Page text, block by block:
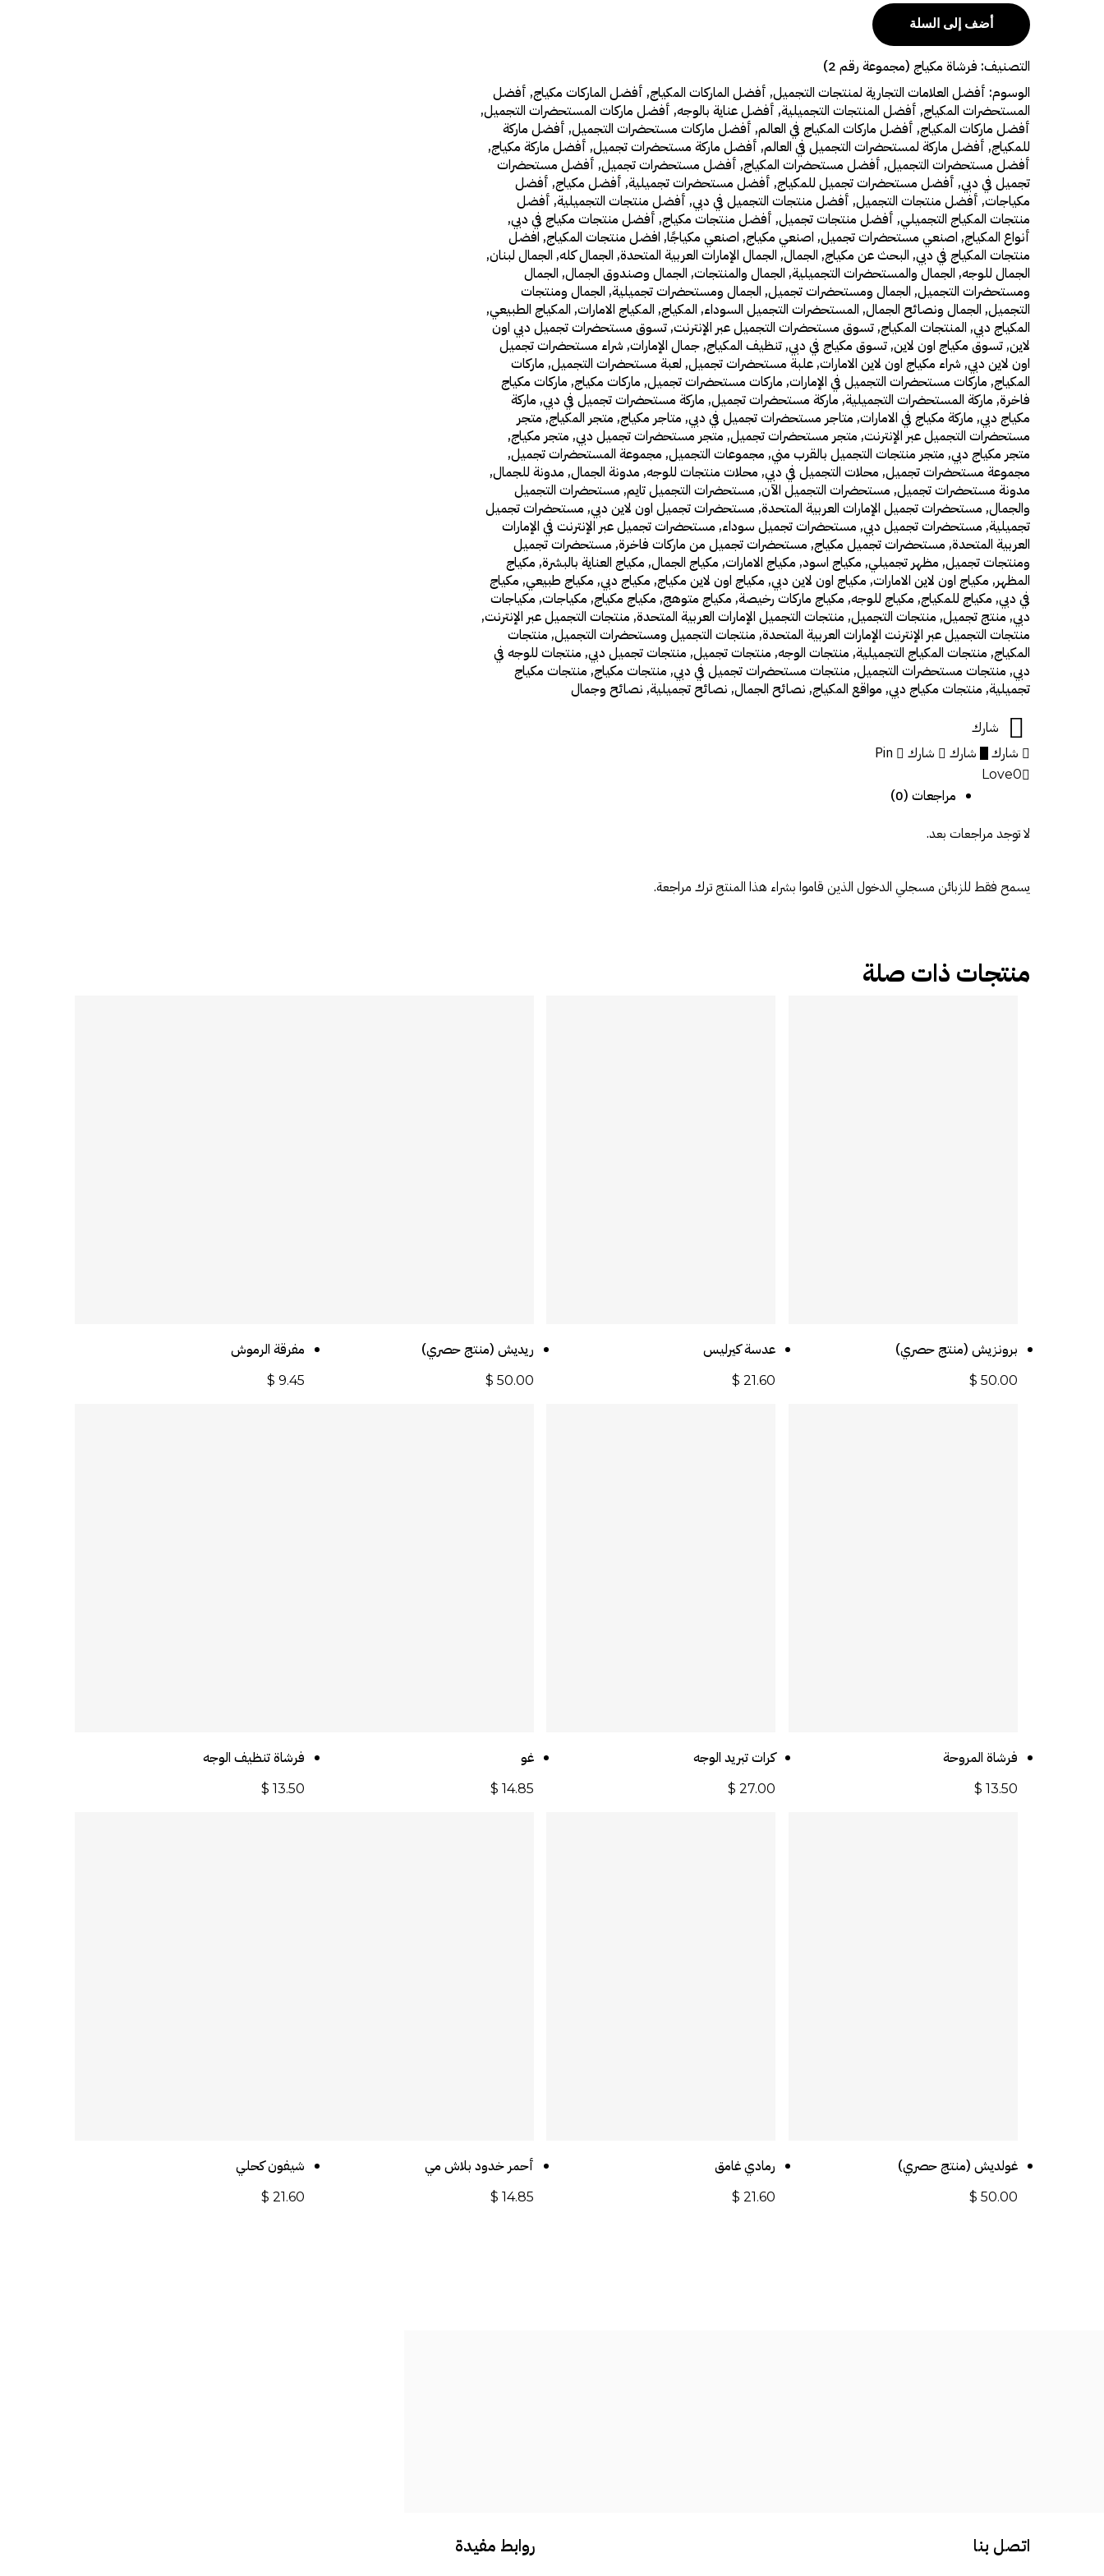
أضف إلى السلة
التصنيف: فرشاة مكياج (مجموعة رقم 2)
الوسوم: أفضل العلامات التجارية لمنتجات التجميل, أفضل الماركات المكياج, أفضل الماركات مكياج, أفضل
المستحضرات المكياج, أفضل المنتجات التجميلية, أفضل عناية بالوجه, أفضل ماركات المستحضرات التجميل,
أفضل ماركات المكياج, أفضل ماركات المكياج في العالم, أفضل ماركات مستحضرات التجميل, أفضل ماركة
للمكياج, أفضل ماركة لمستحضرات التجميل في العالم, أفضل ماركة مستحضرات تجميل, أفضل ماركة مكياج,
أفضل مستحضرات التجميل, أفضل مستحضرات المكياج, أفضل مستحضرات تجميل, أفضل مستحضرات
تجميل في دبي, أفضل مستحضرات تجميل للمكياج, أفضل مستحضرات تجميلية, أفضل مكياج, أفضل
مكياجات, أفضل منتجات التجميل, أفضل منتجات التجميل في دبي, أفضل منتجات التجميلية, أفضل
منتجات المكياج التجميلي, أفضل منتجات تجميل, أفضل منتجات مكياج, أفضل منتجات مكياج في دبي,
أنواع المكياج, اصنعي مستحضرات تجميل, اصنعي مكياج, اصنعي مكياجًا, افضل منتجات المكياج, افضل
منتجات المكياج في دبي, البحث عن مكياج, الجمال, الجمال الإمارات العربية المتحدة, الجمال كله, الجمال لبنان,
الجمال للوجه, الجمال والمستحضرات التجميلية, الجمال والمنتجات, الجمال وصندوق الجمال, الجمال
ومستحضرات التجميل, الجمال ومستحضرات تجميل, الجمال ومستحضرات تجميلية, الجمال ومنتجات
التجميل, الجمال ونصائح الجمال, المستحضرات التجميل السوداء, المكياج, المكياج الامارات, المكياج الطبيعي,
المكياج دبي, المنتجات المكياج,تسوق مستحضرات التجميل عبر الإنترنت,تسوق مستحضرات تجميل دبي اون
لاين,تسوق مكياج اون لاين,تسوق مكياج في دبي,تنظيف المكياج,جمال الإمارات, شراء مستحضرات تجميل
اون لاين دبي, شراء مكياج اون لاين الامارات,علبة مستحضرات تجميل, لعبة مستحضرات التجميل, ماركات
المكياج, ماركات مستحضرات التجميل في الإمارات, ماركات مستحضرات تجميل, ماركات مكياج, ماركات مكياج
فاخرة, ماركة المستحضرات التجميلية, ماركة مستحضرات تجميل, ماركة مستحضرات تجميل في دبي, ماركة
مكياج دبي, ماركة مكياج في الامارات, متاجر مستحضرات تجميل في دبي, متاجر مكياج, متجر المكياج, متجر
مستحضرات التجميل عبر الإنترنت, متجر مستحضرات تجميل, متجر مستحضرات تجميل دبي, متجر مكياج,
متجر مكياج دبي, متجر منتجات التجميل بالقرب مني, مجموعات التجميل, مجموعة المستحضرات تجميل,
مجموعة مستحضرات تجميل, محلات التجميل في دبي, محلات منتجات للوجه, مدونة الجمال, مدونة للجمال,
مدونة مستحضرات تجميل, مستحضرات التجميل الآن, مستحضرات التجميل تايم, مستحضرات التجميل
والجمال, مستحضرات تجميل الإمارات العربية المتحدة, مستحضرات تجميل اون لاين دبي, مستحضرات تجميل
تجميلية, مستحضرات تجميل دبي, مستحضرات تجميل سوداء, مستحضرات تجميل عبر الإنترنت في الإمارات
العربية المتحدة, مستحضرات تجميل مكياج, مستحضرات تجميل من ماركات فاخرة, مستحضرات تجميل
ومنتجات تجميل, مظهر تجميلي, مكياج اسود, مكياج الامارات, مكياج الجمال, مكياج العناية بالبشرة, مكياج
المظهر, مكياج اون لاين الامارات, مكياج اون لاين دبي, مكياج اون لاين مكياج, مكياج دبي, مكياج طبيعي, مكياج
في دبي, مكياج للمكياج, مكياج للوجه, مكياج ماركات رخيصة, مكياج متوهج, مكياج مكياج, مكياجات, مكياجات
دبي, منتج تجميل, منتجات التجميل, منتجات التجميل الإمارات العربية المتحدة, منتجات التجميل عبر الإنترنت,
منتجات التجميل عبر الإنترنت الإمارات العربية المتحدة, منتجات التجميل ومستحضرات التجميل, منتجات
المكياج, منتجات المكياج التجميلية, منتجات الوجه, منتجات تجميل, منتجات تجميل دبي, منتجات للوجه في
دبي, منتجات مستحضرات التجميل, منتجات مستحضرات تجميل في دبي, منتجات مكياج, منتجات مكياج
تجميلية, منتجات مكياج دبي, مواقع المكياج, نصائح الجمال, نصائح تجميلية, نصائح وجمال
شارك
شارك
شارك شارك Pin
Love0
مراجعات (0)
لا توجد مراجعات بعد.
يسمح فقط للزبائن مسجلي الدخول الذين قاموا بشراء هذا المنتج ترك مراجعة.
منتجات ذات صلة
أضف إلى السلةبرونزيش (منتج حصري)
$ 50.00
عدسة كيرليس
$ 21.60
أضف إلى السلةريديش (منتج حصري)
$ 50.00
مفرقة الرموش
$ 9.45
فرشاة المروحة
$ 13.50
كرات تبريد الوجه
$ 27.00
غو
$ 14.85
فرشاة تنظيف الوجه
$ 13.50
أضف إلى السلةغولديش (منتج حصري)
$ 50.00
رمادي غامق
$ 21.60
أحمر خدود بلاش مي
$ 14.85
شيفون كحلي
$ 21.60
روابط مفيدة اتصل بنا